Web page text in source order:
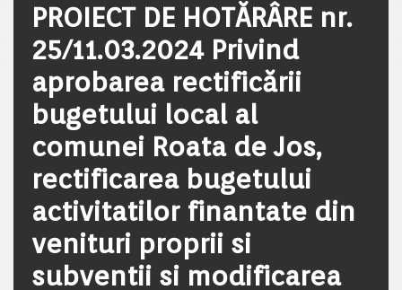
PROIECT DE HOTĂRÂRE nr.
25/11.03.2024 Privind
aprobarea rectificării
bugetului local al
comunei Roata de Jos,
rectificarea bugetului
activitatilor finantate din
venituri proprii si
subventii si modificarea